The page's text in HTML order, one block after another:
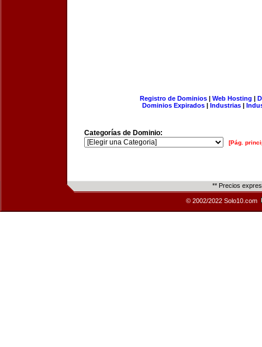
Registro de Dominios| Web Hosting |
Dominios Expirados | Industrias |
Categorías de Dominio:
[Pág.
** Precios
© 2002/2022 Solo10.com